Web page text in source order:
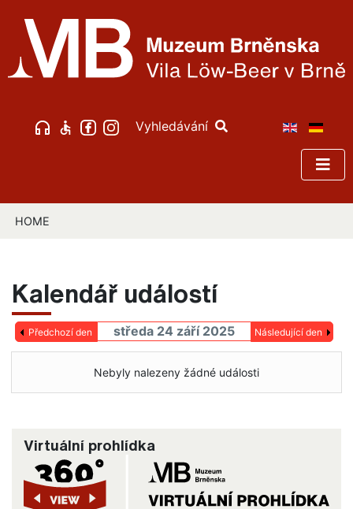
Vyhledávání
HOME
Kalendář událostí
Předchozí den středa 24 září 2025 Následující den
Nebyly nalezeny žádné události
Virtuální prohlídka